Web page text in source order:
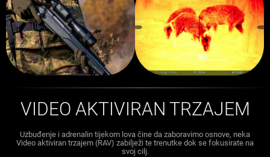
VIDEO AKTIVIRAN TRZAJEM
Uzbuđenje i adrenalin tijekom lova čine da zaboravimo osnove, neka
Video aktiviran trzajem (RAV) zabilježi te trenutke dok se fokusirate na
svoj cilj.